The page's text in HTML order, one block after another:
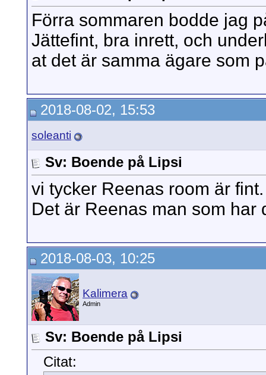
Förra sommaren bodde jag
Jättefint, bra inrett, och
at det är samma ägare som
2018-08-02, 15:53
soleanti
Sv: Boende på Lipsi
vi tycker Reenas room är
Det är Reenas man som har
2018-08-03, 10:25
Kalimera
Admin
Sv: Boende på Lipsi
Citat: